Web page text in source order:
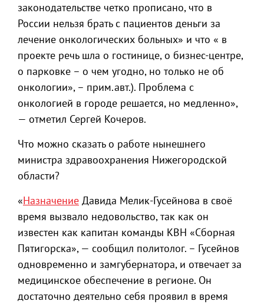
законодательстве четко прописано, что в
России нельзя брать с пациентов деньги за
лечение онкологических больных» и что « в
проекте речь шла о гостинице, о бизнес-центре,
о парковке – о чем угодно, но только не об
онкологии», – прим.авт.). Проблема с
онкологией в городе решается, но медленно»,
— отметил Сергей Кочеров.
Что можно сказать о работе нынешнего
министра здравоохранения Нижегородской
области?
«Назначение Давида Мелик-Гусейнова в своё
время вызвало недовольство, так как он
известен как капитан команды КВН «Сборная
Пятигорска», — сообщил политолог. – Гусейнов
одновременно и замгубернатора, и отвечает за
медицинское обеспечение в регионе. Он
достаточно деятельно себя проявил в время